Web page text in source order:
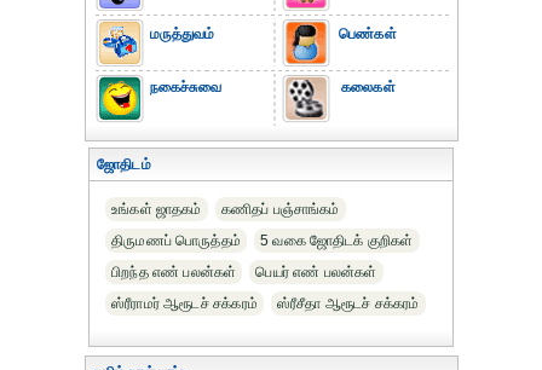
மருத்துவம்
நகைச்சுவை
பெண்கள்
கலைகள்
ஜோதிடம்
உங்கள் ஜாதகம்
கணிதப் பஞ்சாங்கம்
திருமணப் பொருத்தம்
5 வகை ஜோதிடக் குறிகள்
பிறந்த எண் பலன்கள்
பெயர் எண் பலன்கள்
ஸ்ரீராமர் ஆரூடச் சக்கரம்
ஸ்ரீசீதா ஆரூடச் சக்கரம்